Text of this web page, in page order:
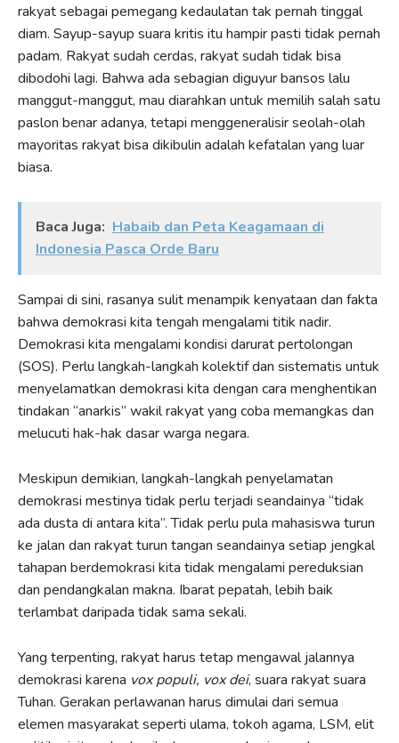
rakyat sebagai pemegang kedaulatan tak pernah tinggal
diam. Sayup-sayup suara kritis itu hampir pasti tidak pernah
padam. Rakyat sudah cerdas, rakyat sudah tidak bisa
dibodohi lagi. Bahwa ada sebagian diguyur bansos lalu
manggut-manggut, mau diarahkan untuk memilih salah satu
paslon benar adanya, tetapi menggeneralisir seolah-olah
mayoritas rakyat bisa dikibulin adalah kefatalan yang luar
biasa.
Baca Juga: Habaib dan Peta Keagamaan di
Indonesia Pasca Orde Baru
Sampai di sini, rasanya sulit menampik kenyataan dan fakta
bahwa demokrasi kita tengah mengalami titik nadir.
Demokrasi kita mengalami kondisi darurat pertolongan
(SOS). Perlu langkah-langkah kolektif dan sistematis untuk
menyelamatkan demokrasi kita dengan cara menghentikan
tindakan “anarkis” wakil rakyat yang coba memangkas dan
melucuti hak-hak dasar warga negara.
Meskipun demikian, langkah-langkah penyelamatan
demokrasi mestinya tidak perlu terjadi seandainya “tidak
ada dusta di antara kita”. Tidak perlu pula mahasiswa turun
ke jalan dan rakyat turun tangan seandainya setiap jengkal
tahapan berdemokrasi kita tidak mengalami pereduksian
dan pendangkalan makna. Ibarat pepatah, lebih baik
terlambat daripada tidak sama sekali.
Yang terpenting, rakyat harus tetap mengawal jalannya
demokrasi karena vox populi, vox dei, suara rakyat suara
Tuhan. Gerakan perlawanan harus dimulai dari semua
elemen masyarakat seperti ulama, tokoh agama, LSM, elit